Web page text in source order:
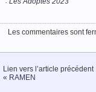
Les commentaires sont
Lien vers l’article précédent
« RAMEN